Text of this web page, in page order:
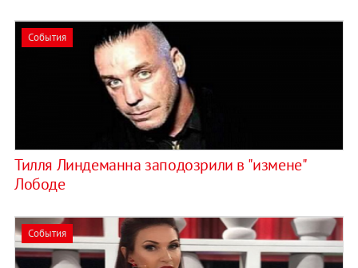
События
Тилля Линдеманна заподозрили в "измене"
Лободе
События